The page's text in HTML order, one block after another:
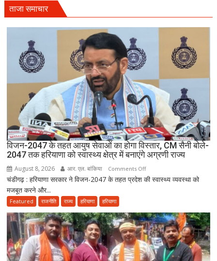
हमारी
व्यक्तिगत
ताजा समाचार
विजन-2047 के तहत आयुष सेवाओं का होगा विस्तार, CM सैनी बोले-
2047 तक हरियाणा को स्वास्थ्य क्षेत्र में बनाएंगे अग्रणी राज्य
August 8, 2026 आर. एल. बांकिया Comments Offon
विजन-2047
आयुष
सेवाओं
का
होगा
विस्तार,
चंडीगढ़ : हरियाणा सरकार ने विजन-2047 के तहत प्रदेश की स्वास्थ्य व्यवस्था को
मजबूत करने और...
Featured राजनीति राज्य हरियाणा हरियाणा